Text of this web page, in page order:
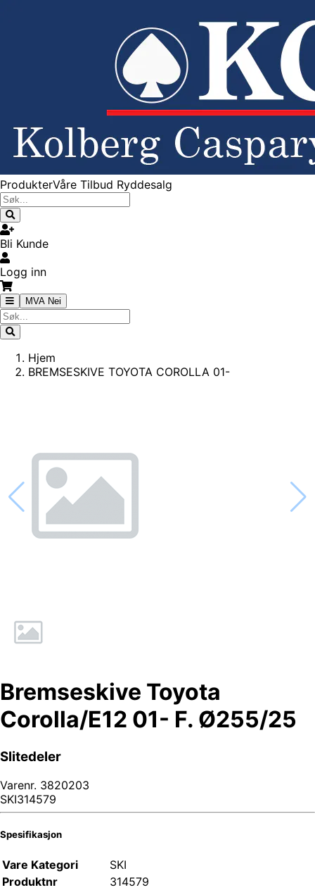
ProdukterVåre Tilbud Ryddesalg
Bli Kunde
Logg inn
MVA Nei
Hjem
BREMSESKIVE TOYOTA COROLLA 01-
Bremseskive Toyota
Corolla/E12 01- F. Ø255/25
Slitedeler
Varenr. 3820203
SKI314579
Spesifikasjon
Vare Kategori
SKI
Produktnr
314579